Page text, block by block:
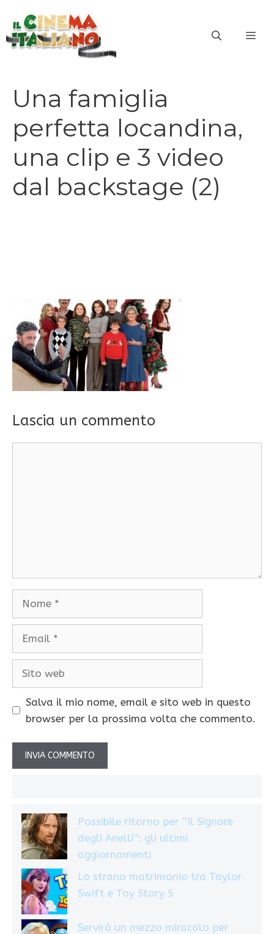
contenuto
Una famiglia
perfetta locandina,
una clip e 3 video
dal backstage (2)
Lascia un commento
Salva il mio nome, email e sito web in questo
browser per la prossima volta che commento.
Possibile ritorno per “Il Signore
degli Anelli”: gli ultimi
aggiornamenti
Lo strano matrimonio tra Taylor
Swift e Toy Story 5
Servirà un mezzo miracolo per